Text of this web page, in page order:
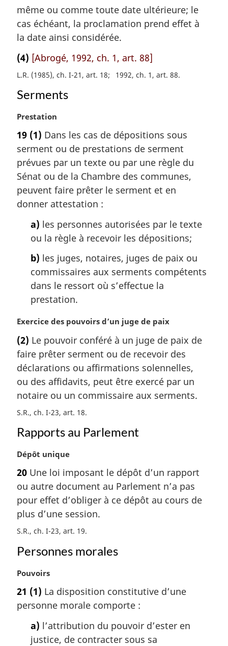
a
g
i
a
l
:
même ou comme toute date ultérieure; le
cas échéant, la proclamation prend effet à
la date ainsi considérée.
(4) [Abrogé, 1992, ch. 1, art. 88]
L.R. (1985), ch. I-21, art. 18 1992, ch. 1, art. 88
Serments
N
t
e
m
a
g
i
Prestation
19 (1) Dans les cas de dépositions sous
serment ou de prestations de serment
prévues par un texte ou par une règle du
Sénat ou de la Chambre des communes,
peuvent faire prêter le serment et en
donner attestation :
a) les personnes autorisées par le texte
ou la règle à recevoir les dépositions;
b) les juges, notaires, juges de paix ou
commissaires aux serments compétents
dans le ressort où s’effectue la
prestation.
N
t
e
m
a
g
i
a
e
:
Exercice des pouvoirs d’un juge de paix
(2) Le pouvoir conféré à un juge de paix de
faire prêter serment ou de recevoir des
déclarations ou affirmations solennelles,
ou des affidavits, peut être exercé par un
notaire ou un commissaire aux serments.
S.R., ch. I-23, art. 18
Rapports au Parlement
N
t
e
m
a
r
g
n
l
e
Dépôt unique
20 Une loi imposant le dépôt d’un rapport
ou autre document au Parlement n’a pas
pour effet d’obliger à ce dépôt au cours de
plus d’une session.
S.R., ch. I-23, art. 19
Personnes morales
N
t
e
Pouvoirs
21 (1) La disposition constitutive d’une
personne morale comporte :
a) l’attribution du pouvoir d’ester en
justice, de contracter sous sa